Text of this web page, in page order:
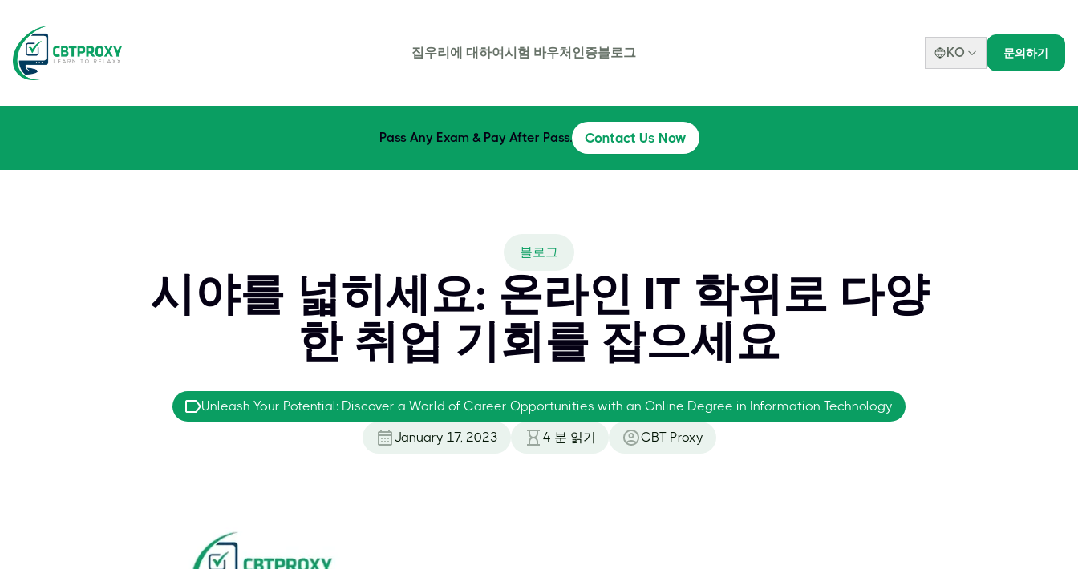
집우리에 대하여시험 바우처 인증블로그 KO 문의하기
Pass Any Exam & Pay After Pass. Contact Us Now
블로그
시야를 넓히세요: 온라인 IT 학위로 다양
한 취업 기회를 잡으세요
Unleash Your Potential: Discover a World of Career Opportunities with an Online Degree in Information Technology
January 17, 2023 4 분 읽기 CBT Proxy